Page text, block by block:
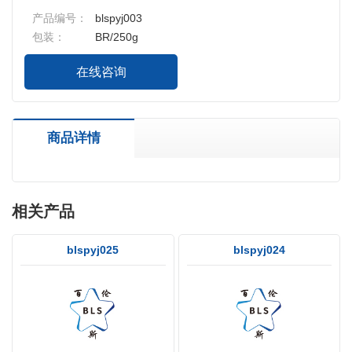
产品编号：
blspyj003
包装：
BR/250g
在线咨询
商品详情
相关产品
blspyj025 blspyj024